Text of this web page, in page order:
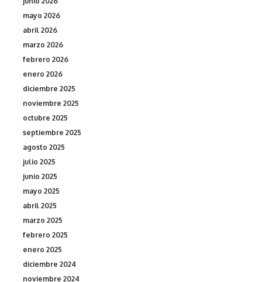
mayo 2026
abril 2026
marzo 2026
febrero 2026
enero 2026
diciembre 2025
noviembre 2025
octubre 2025
septiembre 2025
agosto 2025
julio 2025
junio 2025
mayo 2025
abril 2025
marzo 2025
febrero 2025
enero 2025
diciembre 2024
noviembre 2024